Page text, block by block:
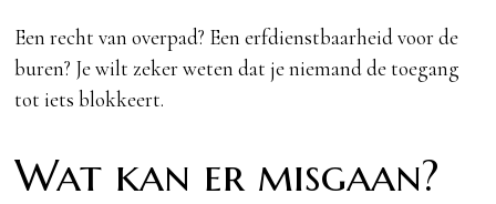
Een recht van overpad? Een erfdienstbaarheid voor de
buren? Je wilt zeker weten dat je niemand de toegang
tot iets blokkeert.
Wat kan er misgaan?